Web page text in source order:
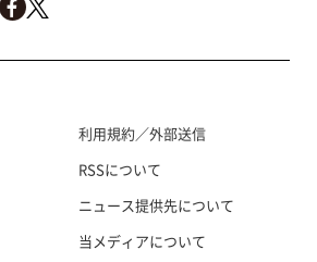
利用規約／外部送信
RSSについて
ニュース提供先について
当メディアについて